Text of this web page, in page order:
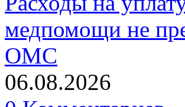
медпомощи не
ОМС
06.08.2026